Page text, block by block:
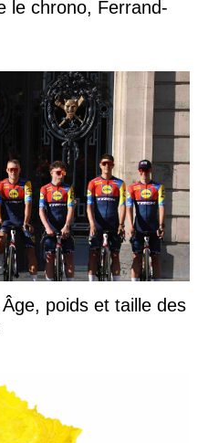
le chrono, Ferrand-
poids et taille des